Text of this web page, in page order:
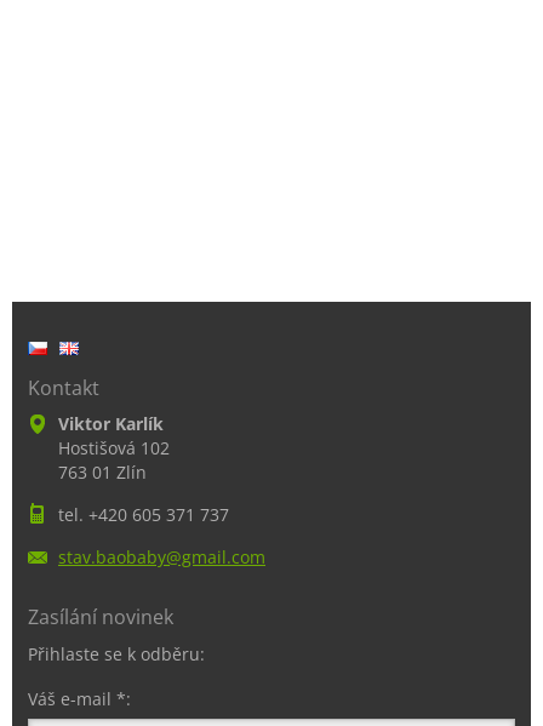
Kontakt
Viktor Karlík
Hostišová 102
763 01 Zlín
tel. +420 605 371 737
stav.baobaby@gmail.com
Zasílání novinek
Přihlaste se k odběru:
Váš e-mail *: